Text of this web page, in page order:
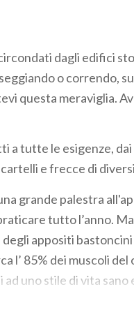
dagli edifici
o correndo,
questa meraviglia.
a tutte le esigenze,
e frecce di
grande palestra
tutto l’anno. Ma
appositi bastoncini
l’ 85% dei muscoli del
uno stile di vita sano